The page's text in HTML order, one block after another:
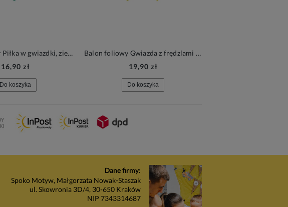
Balon foliowy Piłka w gwiazdki, zielony
16,90 zł
Do koszyka
Balon foliowy Gwiazda z frędzlami Minionki
19,90 zł
Do koszyka
Dane firmy:
Spoko Motyw, Małgorzata Nowak-Staszak
ul. Skowronia 3D/4, 30-650 Kraków
NIP 7343314687